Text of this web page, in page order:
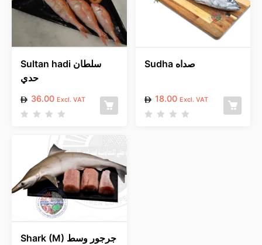
Sultan hadi سلطان
حدي
36.00 Excl. VAT
u
t
Sudha صداه
18.00 Excl. VAT
Shark (M) جرجور وسط